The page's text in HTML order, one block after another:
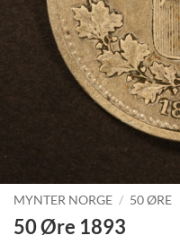
MYNTER NORGE / 50 ØRE
50 Øre 1893